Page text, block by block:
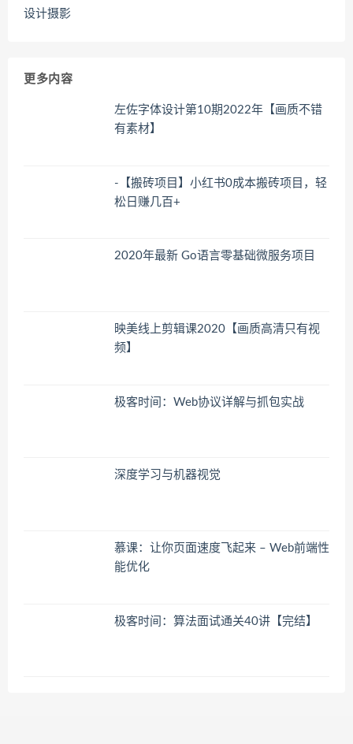
设计摄影
更多内容
左佐字体设计第10期2022年【画质不错
有素材】
-【搬砖项目】小红书0成本搬砖项目，轻
松日赚几百+
2020年最新 Go语言零基础微服务项目
映美线上剪辑课2020【画质高清只有视
频】
极客时间：Web协议详解与抓包实战
深度学习与机器视觉
慕课：让你页面速度飞起来 – Web前端性
能优化
极客时间：算法面试通关40讲【完结】